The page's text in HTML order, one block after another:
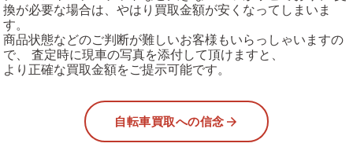
換が必要な場合は、やはり買取金額が安くなってしまいま
す。
商品状態などのご判断が難しいお客様もいらっしゃいますの
で、 査定時に現車の写真を添付して頂けますと、
より正確な買取金額をご提示可能です。
自転車買取への信念